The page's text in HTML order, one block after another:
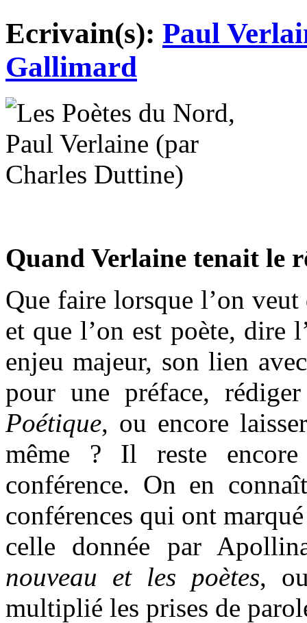
Ecrivain(s): Paul
Gallimard
Quand Verlaine tenait le
Que faire lorsque l’on veut
et que l’on est poète, dire
enjeu majeur, son lien
pour une préface,
Poétique, ou encore
même ? Il reste
conférence. On en
conférences qui ont
celle donnée par
nouveau et les poètes,
multiplié les prises de